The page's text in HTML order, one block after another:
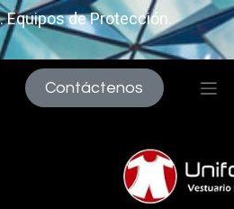
de Protección.
Contáctenos